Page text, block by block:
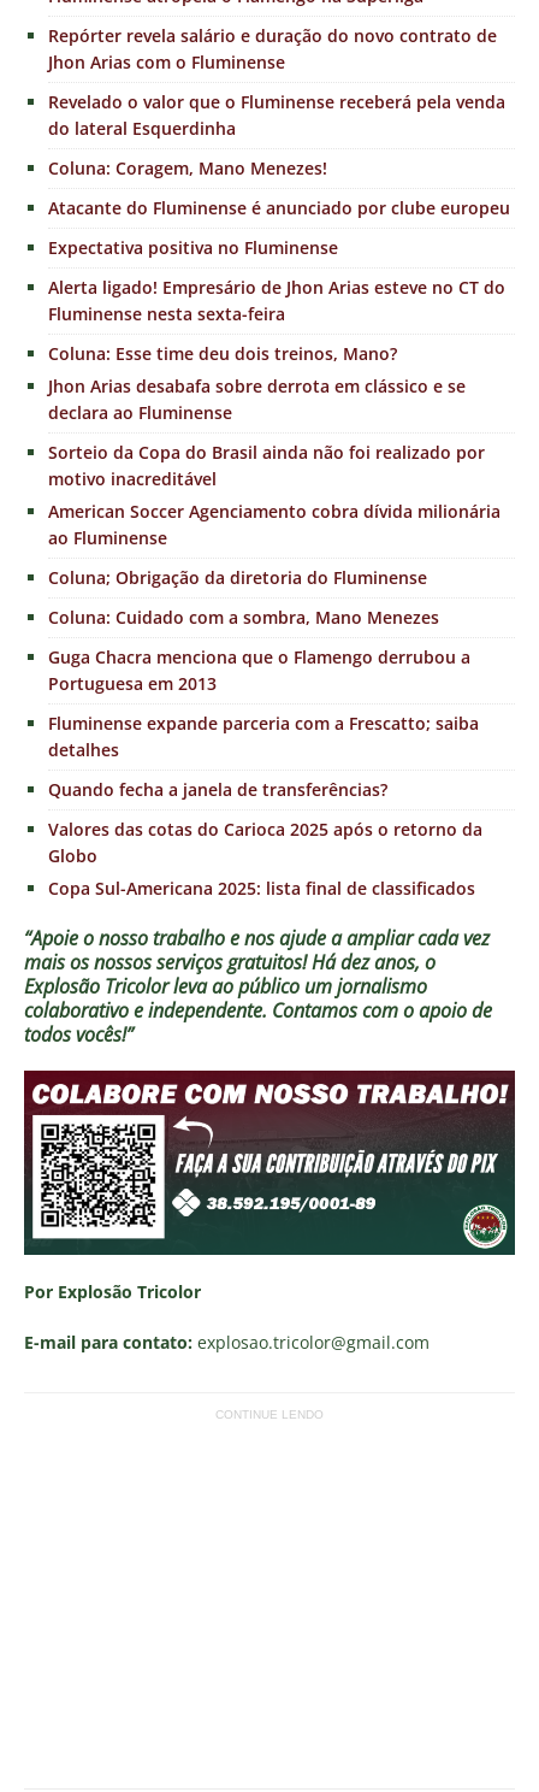
Repórter revela salário e duração do novo contrato de
Jhon Arias com o Fluminense
Revelado o valor que o Fluminense receberá pela venda
do lateral Esquerdinha
Coluna: Coragem, Mano Menezes!
Atacante do Fluminense é anunciado por clube europeu
Expectativa positiva no Fluminense
Alerta ligado! Empresário de Jhon Arias esteve no CT do
Fluminense nesta sexta-feira
Coluna: Esse time deu dois treinos, Mano?
Jhon Arias desabafa sobre derrota em clássico e se
declara ao Fluminense
Sorteio da Copa do Brasil ainda não foi realizado por
motivo inacreditável
American Soccer Agenciamento cobra dívida milionária
ao Fluminense
Coluna; Obrigação da diretoria do Fluminense
Coluna: Cuidado com a sombra, Mano Menezes
Guga Chacra menciona que o Flamengo derrubou a
Portuguesa em 2013
Fluminense expande parceria com a Frescatto; saiba
detalhes
Quando fecha a janela de transferências?
Valores das cotas do Carioca 2025 após o retorno da
Globo
Copa Sul-Americana 2025: lista final de classificados
“Apoie o nosso trabalho e nos ajude a ampliar cada vez
mais os nossos serviços gratuitos!Há dez anos, o
Explosão Tricolor leva ao público um jornalismo
colaborativo e independente. Contamos com o apoio de
todos vocês!”
Por Explosão Tricolor
E-mail para contato: explosao.tricolor@gmail.com
CONTINUE LENDO